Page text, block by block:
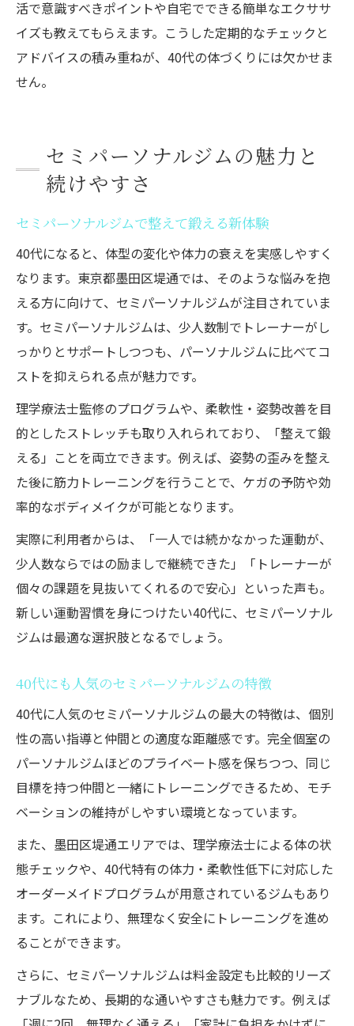
活で意識すべきポイントや自宅でできる簡単なエクササ
イズも教えてもらえます。こうした定期的なチェックと
アドバイスの積み重ねが、40代の体づくりには欠かせま
せん。
セミパーソナルジムの魅力と
続けやすさ
セミパーソナルジムで整えて鍛える新体験
40代になると、体型の変化や体力の衰えを実感しやすく
なります。東京都墨田区堤通では、そのような悩みを抱
える方に向けて、セミパーソナルジムが注目されていま
す。セミパーソナルジムは、少人数制でトレーナーがし
っかりとサポートしつつも、パーソナルジムに比べてコ
ストを抑えられる点が魅力です。
理学療法士監修のプログラムや、柔軟性・姿勢改善を目
的としたストレッチも取り入れられており、「整えて鍛
える」ことを両立できます。例えば、姿勢の歪みを整え
た後に筋力トレーニングを行うことで、ケガの予防や効
率的なボディメイクが可能となります。
実際に利用者からは、「一人では続かなかった運動が、
少人数ならではの励ましで継続できた」「トレーナーが
個々の課題を見抜いてくれるので安心」といった声も。
新しい運動習慣を身につけたい40代に、セミパーソナル
ジムは最適な選択肢となるでしょう。
40代にも人気のセミパーソナルジムの特徴
40代に人気のセミパーソナルジムの最大の特徴は、個別
性の高い指導と仲間との適度な距離感です。完全個室の
パーソナルジムほどのプライベート感を保ちつつ、同じ
目標を持つ仲間と一緒にトレーニングできるため、モチ
ベーションの維持がしやすい環境となっています。
また、墨田区堤通エリアでは、理学療法士による体の状
態チェックや、40代特有の体力・柔軟性低下に対応した
オーダーメイドプログラムが用意されているジムもあり
ます。これにより、無理なく安全にトレーニングを進め
ることができます。
さらに、セミパーソナルジムは料金設定も比較的リーズ
ナブルなため、長期的な通いやすさも魅力です。例えば